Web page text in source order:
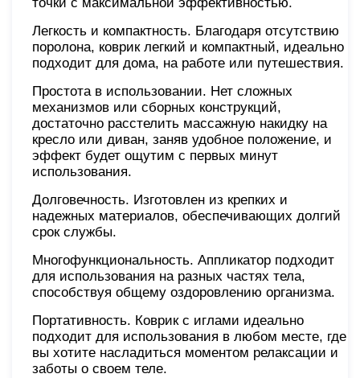
Легкость и компактность. Благодаря отсутствию
поролона, коврик легкий и компактный, идеально
подходит для дома, на работе или путешествия.
Простота в использовании. Нет сложных
механизмов или сборных конструкций,
достаточно расстелить массажную накидку на
кресло или диван, заняв удобное положение, и
эффект будет ощутим с первых минут
использования.
Долговечность. Изготовлен из крепких и
надежных материалов, обеспечивающих долгий
срок службы.
Многофункциональность. Аппликатор подходит
для использования на разных частях тела,
способствуя общему оздоровлению организма.
Портативность. Коврик с иглами идеально
подходит для использования в любом месте, где
вы хотите насладиться моментом релаксации и
заботы о своем теле.